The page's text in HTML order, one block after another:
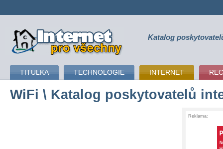
připojení k internetu Katalog
TITULKA TECHNOLOGIE INTERNET
WiFi \ Katalog poskytovatelů
Reklama: